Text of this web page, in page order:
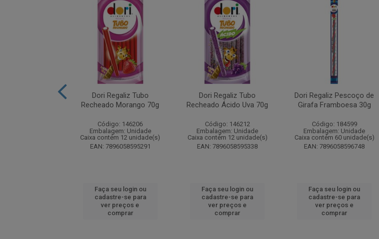
Dori Regaliz Tubo
Recheado Morango 70g
Código: 146206
Embalagem: Unidade
Caixa contém 12 unidade(s)
EAN: 7896058595291
Faça seu login ou
cadastre-se para
ver preços e
comprar
Dori Regaliz Tubo
Recheado Ácido Uva 70g
Código: 146212
Embalagem: Unidade
Caixa contém 12 unidade(s)
EAN: 7896058595338
Faça seu login ou
cadastre-se para
ver preços e
comprar
Dori Regaliz Pescoço de
Girafa Framboesa 30g
Código: 184599
Embalagem: Unidade
Caixa contém 60 unidade(s)
EAN: 7896058596748
Faça seu login ou
cadastre-se para
ver preços e
comprar